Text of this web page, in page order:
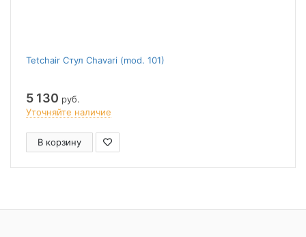
Tetchair Стул Chavari (mod. 101)
5 130 руб.
Уточняйте наличие
В корзину